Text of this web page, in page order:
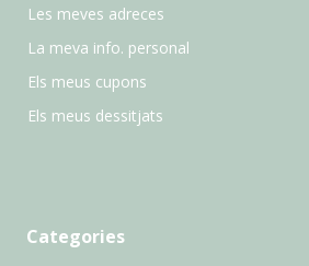
Les meves adreces
La meva info. personal
Els meus cupons
Els meus dessitjats
Categories